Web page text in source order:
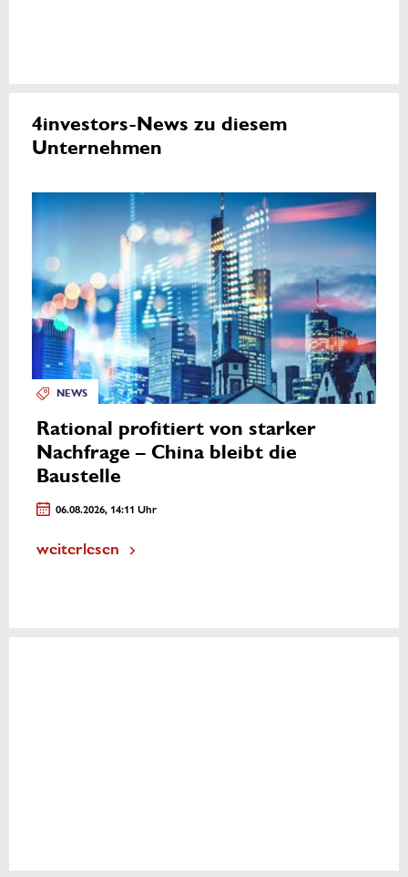
4investors-News zu diesem
Unternehmen
NEWS
Rational profitiert von starker
Nachfrage – China bleibt die
Baustelle
06.08.2026, 14:11 Uhr
weiterlesen